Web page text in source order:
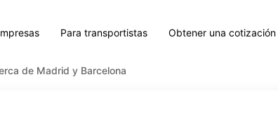
Para transportistas Obtener una cotización
de Madrid y Barcelona